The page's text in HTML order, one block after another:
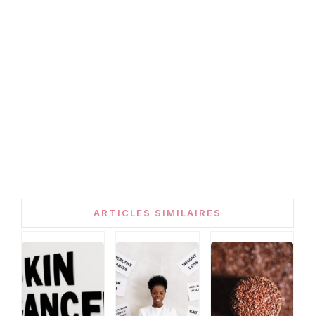
ARTICLES SIMILAIRES